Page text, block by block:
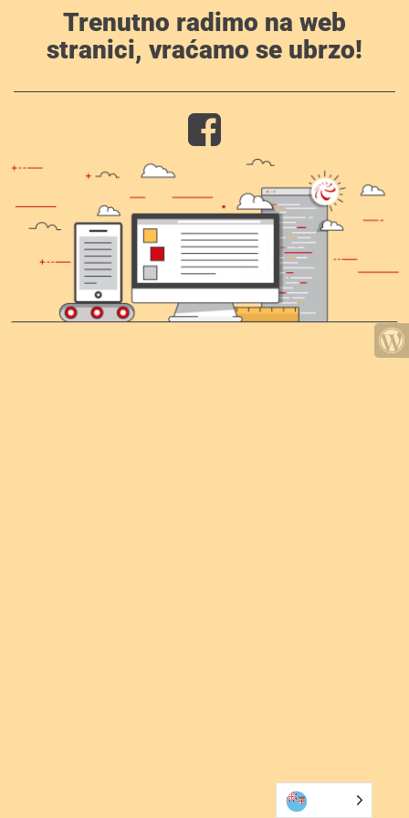
Trenutno radimo na web
stranici, vraćamo se ubrzo!